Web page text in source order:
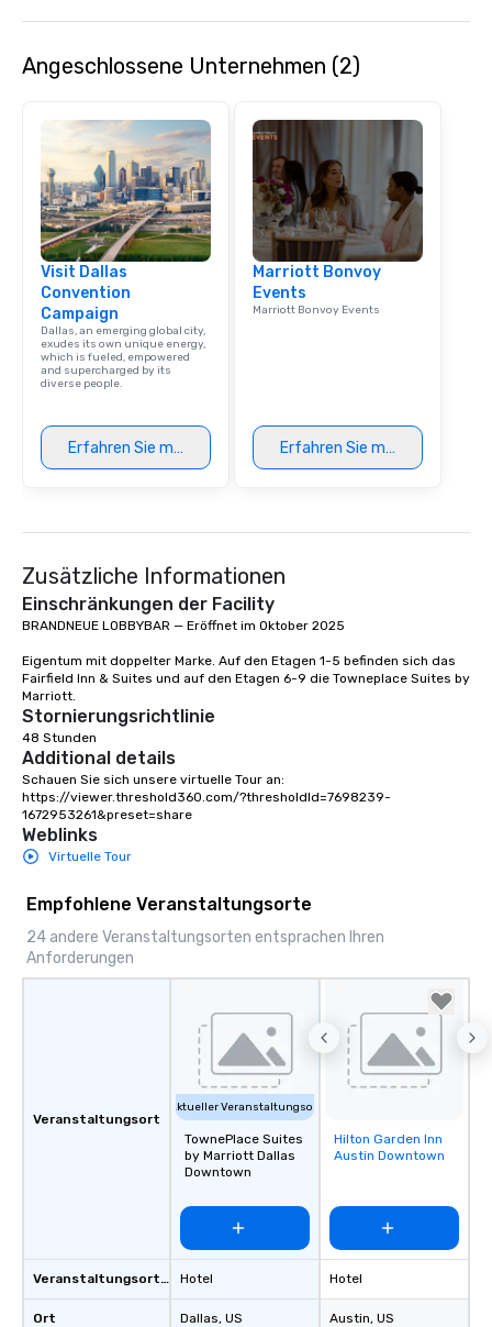
high-stakes corporate
styled and coached
aesthetic excellence
Bespoke Curation:
pianists to full "Big
orchestras. Versatile
library of hundreds of
rearranged with
performers reflect the
immersive
in that "golden hour"
soundtrack to
of your special day!
unforgettable all
Angeschlossene Unternehmen (2)
Visit Dallas
Convention
Campaign
Dallas, an emerging global city,
exudes its own unique energy,
which is fueled, empowered
and supercharged by its
diverse people.
Erfahren Sie mehr
Marriott Bonvoy
Events
Marriott Bonvoy Events
Erfahren Sie mehr
Zusätzliche Informationen
Einschränkungen der Facility
BRANDNEUE LOBBYBAR — Eröffnet im Oktober 2025
Eigentum mit doppelter Marke. Auf den Etagen 1-5 befinden sich das
Fairfield Inn & Suites und auf den Etagen 6-9 die Towneplace Suites by
Marriott.
Stornierungsrichtlinie
48 Stunden
Additional details
Schauen Sie sich unsere virtuelle Tour an:
https://viewer.threshold360.com/?thresholdId=7698239-
1672953261&preset=share
Weblinks
Virtuelle Tour
Empfohlene Veranstaltungsorte
24 andere Veranstaltungsorten entsprachen Ihren
Anforderungen
Veranstaltungsort
Veranstaltungsortstyp
Ort
Aktueller Veranstaltungsort
TownePlace Suites
by Marriott Dallas
Downtown
Hotel
Dallas, US
Removed from
favorites
Hilton Garden Inn
Austin Downtown
Hotel
Austin, US